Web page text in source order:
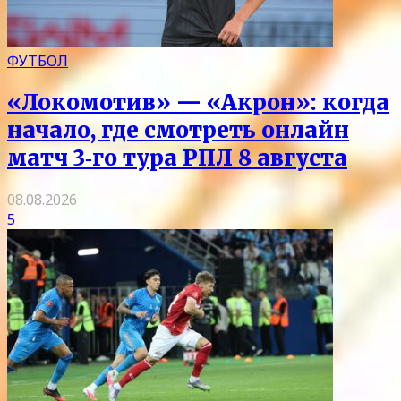
ФУТБОЛ
«Локомотив» — «Акрон»: когда
начало, где смотреть онлайн
матч 3‑го тура РПЛ 8 августа
08.08.2026
5